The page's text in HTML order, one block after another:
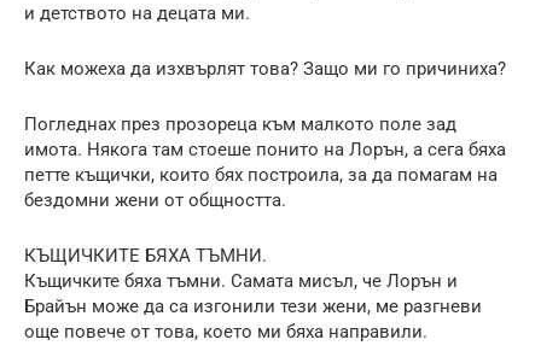
и детството на децата ми.
Как можеха да изхвърлят това? Защо ми го причиниха?
Погледнах през прозореца към малкото поле зад
имота. Някога там стоеше понито на Лорън, а сега бяха
петте къщички, които бях построила, за да помагам на
бездомни жени от общността.
КЪЩИЧКИТЕ БЯХА ТЪМНИ.
Къщичките бяха тъмни. Самата мисъл, че Лорън и
Брайън може да са изгонили тези жени, ме разгневи
още повече от това, което ми бяха направили.